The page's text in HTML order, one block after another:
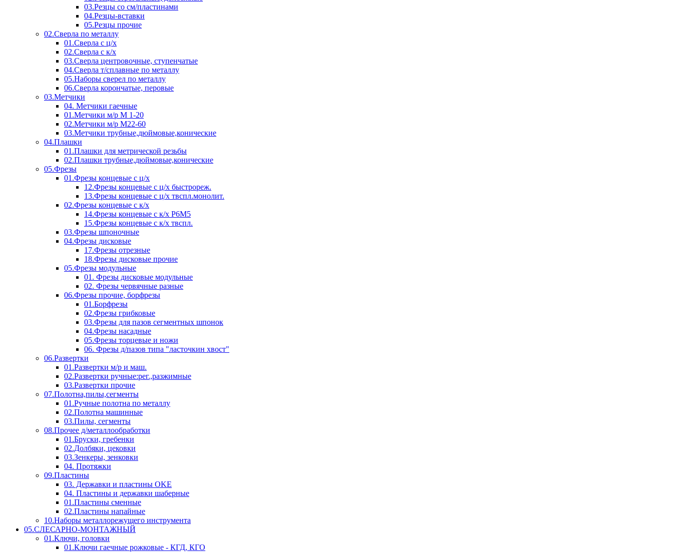
03.Резцы со см/пластинами
04.Резцы-вставки
05.Резцы прочие
02.Сверла по металлу
01.Сверла с ц/х
02.Сверла с к/х
03.Сверла центровочные, ступенчатые
04.Сверла т/сплавные по металлу
05.Наборы сверел по металлу
06.Сверла корончатые, перовые
03.Метчики
04. Метчики гаечные
01.Метчики м/р М 1-20
02.Метчики м/р М22-60
03.Метчики трубные,дюймовые,конические
04.Плашки
01.Плашки для метрической резьбы
02.Плашки трубные,дюймовые,конические
05.Фрезы
01.Фрезы концевые с ц/х
12.Фрезы концевые с ц/х быстрореж.
13.Фрезы концевые с ц/х твспл.монолит.
02.Фрезы концевые с к/х
14.Фрезы концевые с к/х Р6М5
15.Фрезы концевые с к/х твспл.
03.Фрезы шпоночные
04.Фрезы дисковые
17.Фрезы отрезные
18.Фрезы дисковые прочие
05.Фрезы модульные
01. Фрезы дисковые модульные
02. Фрезы червячные разные
06.Фрезы прочие, борфрезы
01.Борфрезы
02.Фрезы грибковые
03.Фрезы для пазов сегментных шпонок
04.Фрезы насадные
05.Фрезы торцевые и ножи
06. Фрезы д/пазов типа "ласточкин хвост"
06.Развертки
01.Развертки м/р и маш.
02.Развертки ручные:рег.,разжимные
03.Развертки прочие
07.Полотна,пилы,сегменты
01.Ручные полотна по металлу
02.Полотна машинные
03.Пилы, сегменты
08.Прочее д/металлообработки
01.Бруски, гребенки
02.Долбяки, цековки
03.Зенкеры, зенковки
04. Протяжки
09.Пластины
03. Державки и пластины OKE
04. Пластины и державки шаберные
01.Пластины сменные
02.Пластины напайные
10.Наборы металлорежущего инструмента
05.СЛЕСАРНО-МОНТАЖНЫЙ
01.Ключи, головки
01.Ключи гаечные рожковые - КГД, КГО